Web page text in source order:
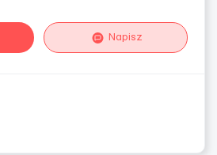
Napisz